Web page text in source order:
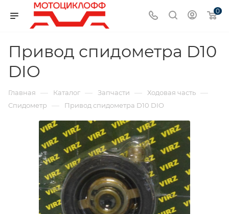
0
Привод спидометра D10
DIO
Главная — Каталог — Запчасти — Ходовая часть —
Спидометр — Привод спидометра D10 DIO